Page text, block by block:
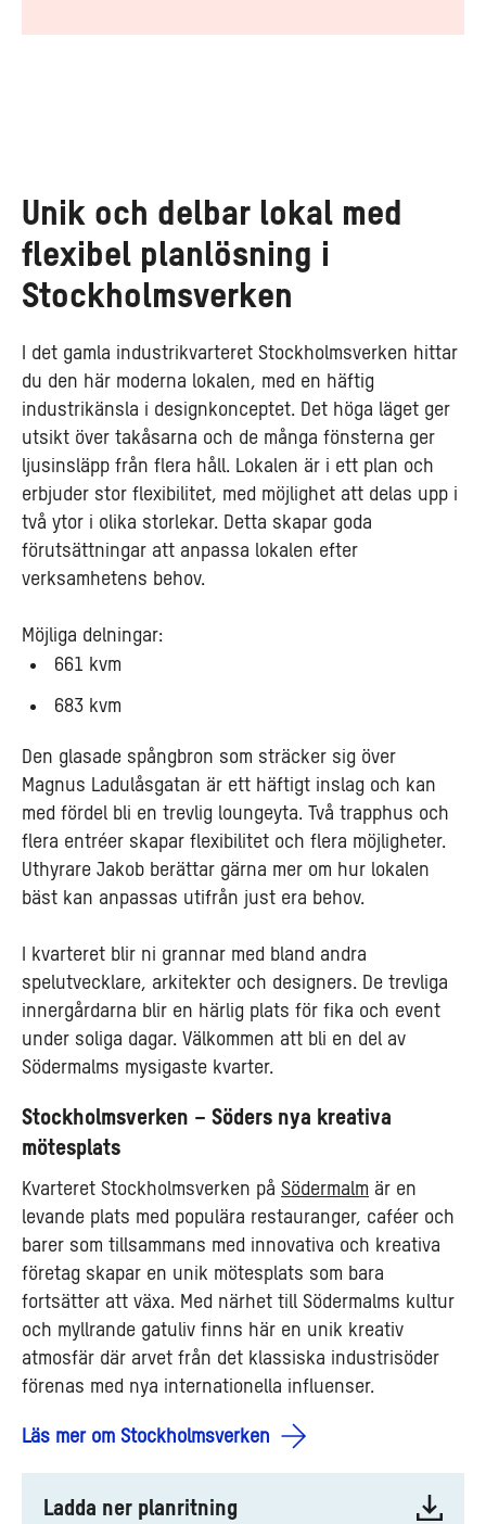
Unik och delbar lokal med
flexibel planlösning i
Stockholmsverken
I det gamla industrikvarteret Stockholmsverken hittar
du den här moderna lokalen, med en häftig
industrikänsla i designkonceptet. Det höga läget ger
utsikt över takåsarna och de många fönsterna ger
ljusinsläpp från flera håll. Lokalen är i ett plan och
erbjuder stor flexibilitet, med möjlighet att delas upp i
två ytor i olika storlekar. Detta skapar goda
förutsättningar att anpassa lokalen efter
verksamhetens behov.
Möjliga delningar:
661 kvm
683 kvm
Den glasade spångbron som sträcker sig över
Magnus Ladulåsgatan är ett häftigt inslag och kan
med fördel bli en trevlig loungeyta. Två trapphus och
flera entréer skapar flexibilitet och flera möjligheter.
Uthyrare Jakob berättar gärna mer om hur lokalen
bäst kan anpassas utifrån just era behov.
I kvarteret blir ni grannar med bland andra
spelutvecklare, arkitekter och designers. De trevliga
innergårdarna blir en härlig plats för fika och event
under soliga dagar. Välkommen att bli en del av
Södermalms mysigaste kvarter.
Stockholmsverken – Söders nya kreativa
mötesplats
Kvarteret Stockholmsverken på Södermalm är en
levande plats med populära restauranger, caféer och
barer som tillsammans med innovativa och kreativa
företag skapar en unik mötesplats som bara
fortsätter att växa. Med närhet till Södermalms kultur
och myllrande gatuliv finns här en unik kreativ
atmosfär där arvet från det klassiska industrisöder
förenas med nya internationella influenser.
Läs mer om Stockholmsverken
Ladda ner planritning